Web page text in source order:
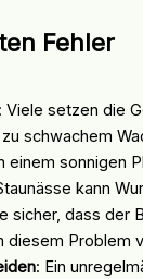
Fehler
Viele setzen die
schwachem
einem sonnigen
kann
sicher, dass der
diesem Problem
: Ein